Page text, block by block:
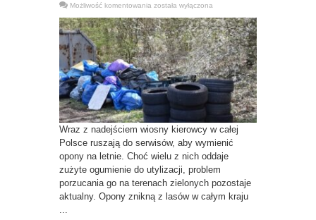
Możliwość komentowania OPONY
DO
RECYKLINGU
TRAFIAJĄ
DO
LASÓW.
RUSZA
KAMPANIA
EDUKACYJNA
została wyłączona
Wraz z nadejściem wiosny kierowcy w całej
Polsce ruszają do serwisów, aby wymienić
opony na letnie. Choć wielu z nich oddaje
zużyte ogumienie do utylizacji, problem
porzucania go na terenach zielonych pozostaje
aktualny. Opony znikną z lasów w całym kraju
...